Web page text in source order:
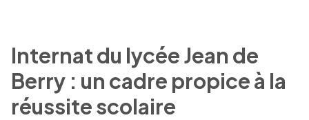
Internat du lycée Jean de
Berry : un cadre propice à la
réussite scolaire